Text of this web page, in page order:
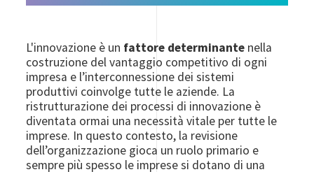
L'innovazione è un fattore determinante nella
costruzione del vantaggio competitivo di ogni
impresa e l’interconnessione dei sistemi
produttivi coinvolge tutte le aziende. La
ristrutturazione dei processi di innovazione è
diventata ormai una necessità vitale per tutte le
imprese. In questo contesto, la revisione
dell’organizzazione gioca un ruolo primario e
sempre più spesso le imprese si dotano di una